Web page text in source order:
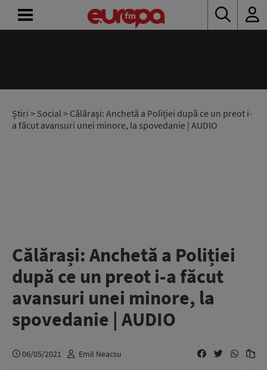
Știri > Social> Călărași: Anchetă a Poliției după ce un preot i-
a făcut avansuri unei minore, la spovedanie | AUDIO
Călărași: Anchetă a Poliției
după ce un preot i-a făcut
avansuri unei minore, la
spovedanie | AUDIO
06/05/2021 Emil Neacsu
RADIO